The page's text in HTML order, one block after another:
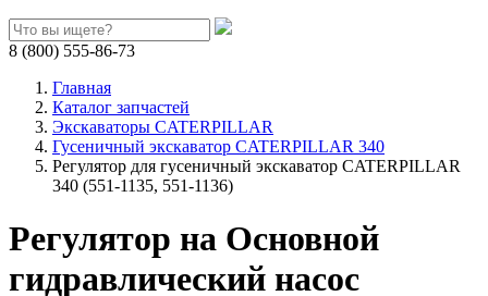
8 (800) 555-86-73
Главная
Каталог запчастей
Экскаваторы CATERPILLAR
Гусеничный экскаватор CATERPILLAR 340
Регулятор для гусеничный экскаватор CATERPILLAR
340 (551-1135, 551-1136)
Регулятор на Основной
гидравлический насос